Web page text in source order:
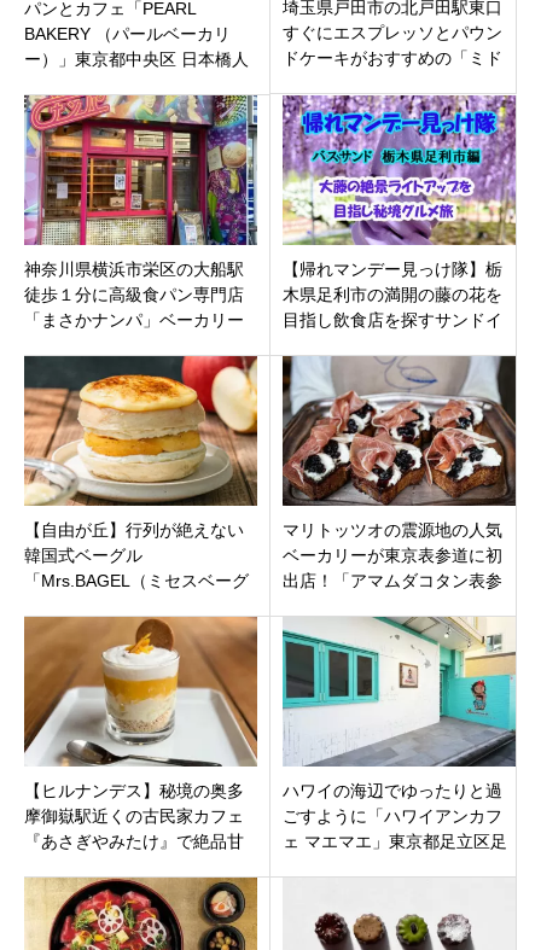
パンとカフェ「PEARL
BAKERY （パールベーカリ
ー）」東京都中央区 日本橋人
埼玉県戸田市の北戸田駅東口
すぐにエスプレッソとパウン
ドケーキがおすすめの「ミド
ドオープン。
神奈川県横浜市栄区の大船駅
徒歩１分に高級食パン専門店
「まさかナンパ」ベーカリー
【帰れマンデー見っけ隊】栃
木県足利市の満開の藤の花を
目指し飲食店を探すサンドイ
【自由が丘】行列が絶えない
韓国式ベーグル
「Mrs.BAGEL（ミセスベーグ
必至の秘密とこだわり
マリトッツオの震源地の人気
ベーカリーが東京表参道に初
出店！「アマムダコタン表参
月1日オープン。
【ヒルナンデス】秘境の奥多
摩御嶽駅近くの古民家カフェ
『あさぎやみたけ』で絶品甘
ス・駐車場情報
ハワイの海辺でゆったりと過
ごすように「ハワイアンカフ
ェ マエマエ」東京都足立区足